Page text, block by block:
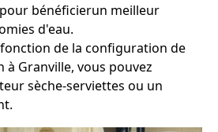
bénéficierun meilleur
d'eau.
de la configuration de
à Granville, vous pouvez
sèche-serviettes ou un